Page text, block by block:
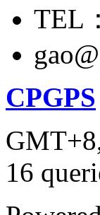
TEL
CPGPS
16